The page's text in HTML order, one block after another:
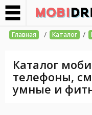
Главная / Каталог /
Каталог
телефоны,
умные и